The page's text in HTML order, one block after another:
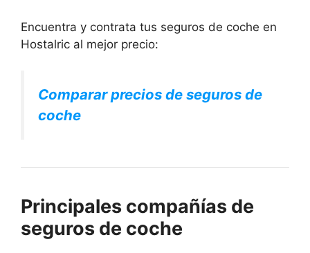
Encuentra y contrata tus seguros de coche en
Hostalric al mejor precio:
Comparar precios de seguros de
coche
Principales compañías de
seguros de coche